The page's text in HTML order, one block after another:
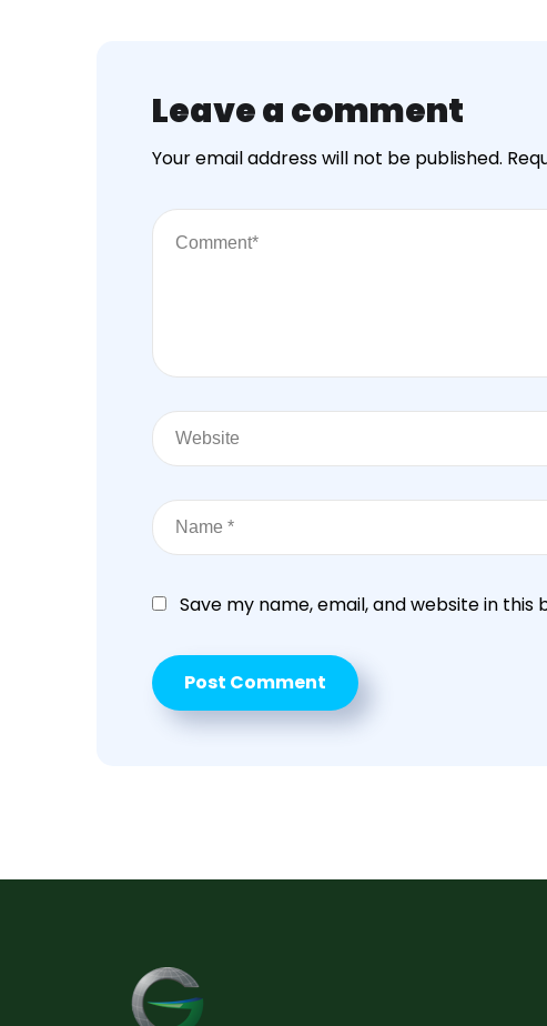
Leave a comment
Your email address will not be published.
Save my name, email, and website in